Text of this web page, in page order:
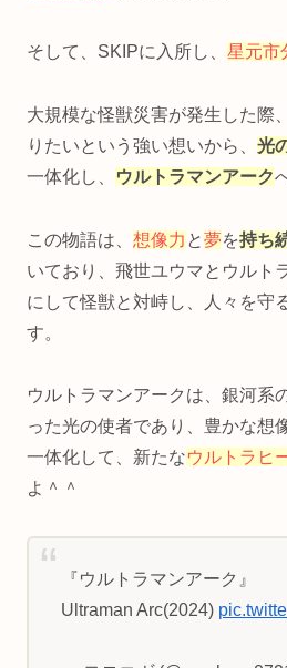
そして、SKIPに入所し、 星元市
大規模な怪獣災害が発生した際
りたいという強い想いから、 光
一体化し、
ウルトラマンアーク
この物語は、 想像力 と夢を持ち
いており、飛世ユウマとウルト
にして怪獣と対峙し、人々を守
す。
ウルトラマンアークは、銀河系
った光の使者であり、豊かな想
一体化して、新たなウルトラヒ
よ＾＾
『ウルトラマンアーク』
Ultraman Arc(2024)